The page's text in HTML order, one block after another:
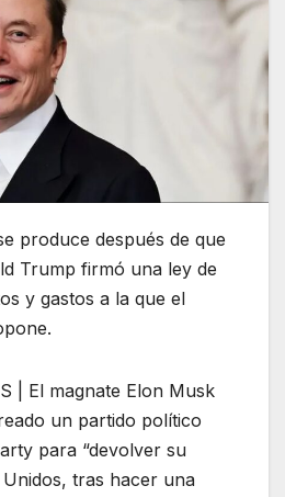
produce después de que
Trump firmó una ley de
y gastos a la que el
| El magnate Elon Musk
un partido político
para “devolver su
Unidos, tras hacer una